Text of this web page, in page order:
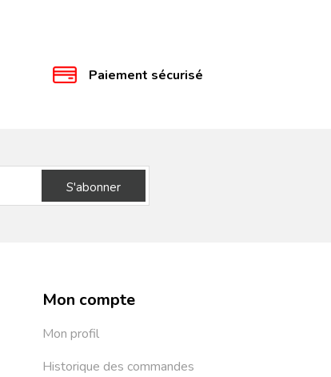
Paiement sécurisé
S'abonner
Mon compte
Mon profil
Historique des commandes